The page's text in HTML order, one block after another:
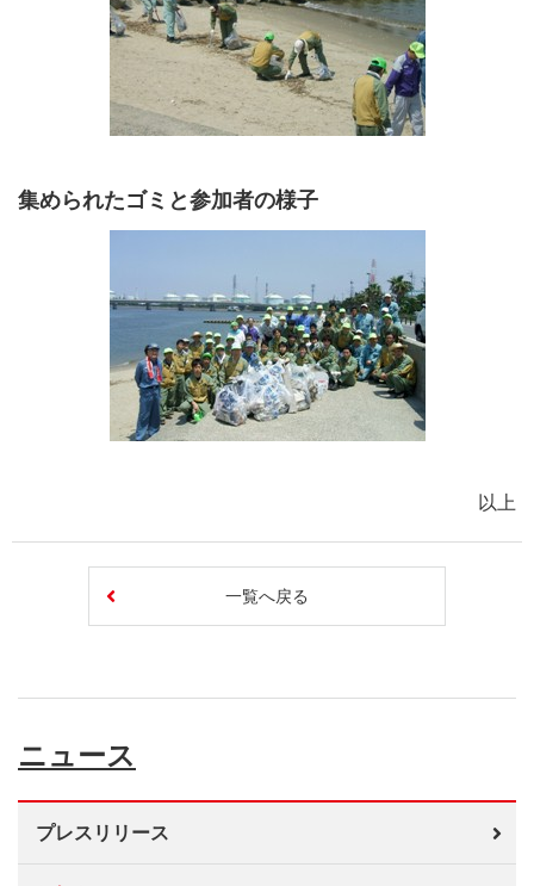
集められたゴミと参加者の様子
以上
一覧へ戻る
ニュース
プレスリリース